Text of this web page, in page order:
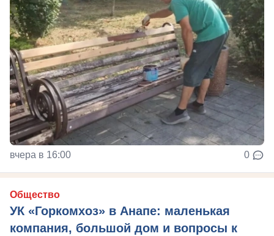
вчера в 16:00 0
Общество
УК «Горкомхоз» в Анапе: маленькая
компания, большой дом и вопросы к